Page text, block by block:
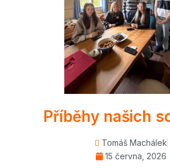
Příběhy našich
Tomáš Machálek
15 června, 2026